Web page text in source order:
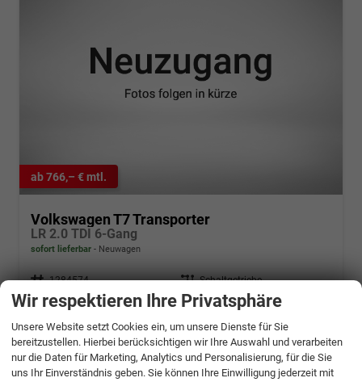
ab 766,– € mtl.
Volkswagen T7 Transporter
LR 2.0 TDI 6-Gang
sofort lieferbar Neuwagen
Fahrzeugnr. 1284574 Getriebe Schaltgetriebe
Kraftstoff Diesel Außenfarbe Kieselgrau
13.11.2025
38.679,– €
incl. 19% MwSt.
Details
Wir respektieren Ihre Privatsphäre
Unsere Website setzt Cookies ein, um unsere Dienste für Sie
bereitzustellen. Hierbei berücksichtigen wir Ihre Auswahl und verarbeiten
nur die Daten für Marketing, Analytics und Personalisierung, für die Sie
uns Ihr Einverständnis geben. Sie können Ihre Einwilligung jederzeit mit